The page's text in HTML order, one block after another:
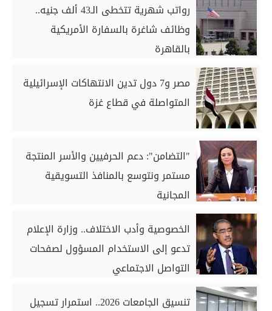
رواتب شهرية تتخطى الـ43 ألف جنيه..
وظائف شاغرة بالسفارة الأمريكية
بالقاهرة
مصر و7 دول تدين الانتهاكات الإسرائيلية
المتواصلة في قطاع غزة
"التضامن": دعم الحرفيين والأسر المنتجة
مستمر ونتوسع بالمنافذ التسويقية
المجانية
الخصوصية وأدب الاختلاف.. وزارة الإعلام
تدعو إلى الاستخدام المسؤول لصفحات
التواصل الاجتماعي
تنسيق الجامعات 2026.. استمرار تسجيل